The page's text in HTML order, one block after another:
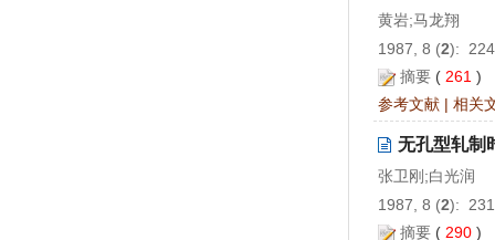
黄岩;马龙翔
1987, 8 (2):
摘要 ( 261 )
参考文献 | 相关
无孔型轧制
张卫刚;白光润
1987, 8 (2):
摘要 ( 290 )